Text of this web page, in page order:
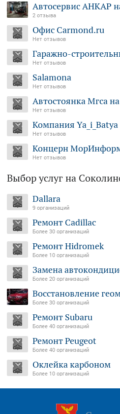
Автосервис АНКАР
2 отзыва
Офис Carmond.ru
Нет отзывов
Гаражно-
Нет отзывов
Salamona
Нет отзывов
Автостоянка Мгса
Нет отзывов
Компания Ya_i_Batya
Нет отзывов
Концерн
Нет отзывов
Выбор услуг на
Dallara
9 организаций
Ремонт Cadillac
Более 30 организаций
Ремонт Hidromek
Более 10 организаций
Замена
Более 20 организаций
Восстановление
Более 30 организаций
Ремонт Subaru
Более 40 организаций
Ремонт Peugeot
Более 40 организаций
Оклейка карбоном
Более 10 организаций